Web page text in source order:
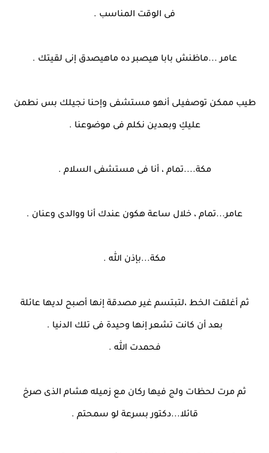
فى الوقت المناسب .
عامر ...ماظنش بابا هيصبر ده ماهيصدق إنى لقيتك .
طيب ممكن توصفيلى أنهو مستشفى وإحنا نجيلك بس نطمن
عليكِ وبعدين نكلم فى موضوعنا .
مكة....تمام ، أنا فى مستشفى السلام .
عامر...تمام ، خلال ساعة هكون عندك أنا ووالدى وعنان .
مكة...بإذن الله .
ثم أغلقت الخط ،لتبتسم غير مصدقة إنها أصبح لديها عائلة
بعد أن كانت تشعر إنها وحيدة فى تلك الدنيا .
فحمدت الله .
ثم مرت لحظات ولج فيها ركان مع زميله هشام الذى صرخ
قائلا...دكتور بسرعة لو سمحتم .